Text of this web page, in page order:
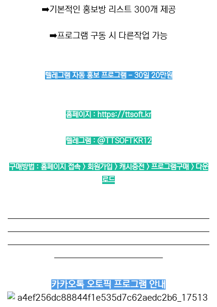
➡️기본적인 홍보방 리스트 300개 제공
➡️프로그램 구동 시 다른작업 가능
텔레그램 자동 홍보 프로그램 - 30일 20만원
홈페이지 : https://ttsoft.kr
텔레그램 : @TTSOFTKR12
구매방법 : 홈페이지 접속 > 회원가입 > 캐시충전 > 프로그램구매 > 다운
로드
──────────────────────────
──────────────────────────
──────────────────────────
──────────────
카카오톡 오토픽 프로그램 안내